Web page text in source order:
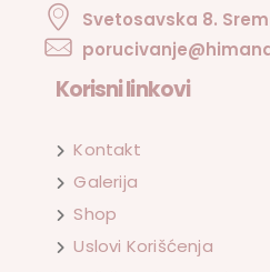
Svetosavska 8.
Korisni linkovi
Kontakt
Galerija
Shop
Uslovi Korišćenja